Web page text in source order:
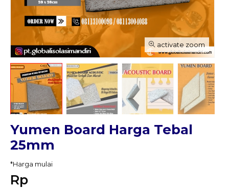
activate zoom
Yumen Board Harga Tebal
25mm
*Harga mulai
Rp